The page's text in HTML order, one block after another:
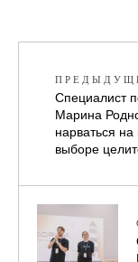
Специалист
Марина
нарваться
выборе